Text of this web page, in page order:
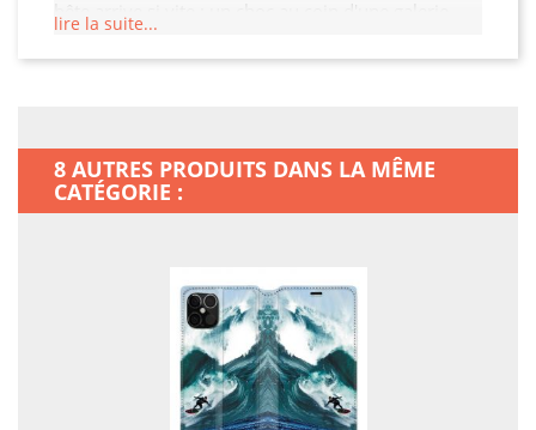
une bousculade, une chute sur le carrelage, ou bien
encore un sac que l'on dépose trop rapidement par
solide? Fêlures, bosses, touches qui s'enfoncent
définitivement, la liste de ce qui peut impacter votre
appareil est longue... Tout faire pour garder son
mobile, plutôt que de devoir le faire réparer ou en
acheter un neuf après quelques mois d'utilisation !
lire la suite...
8 AUTRES PRODUITS DANS LA MÊME
CATÉGORIE :